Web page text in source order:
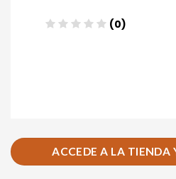
ACCEDE A LA TIENDA